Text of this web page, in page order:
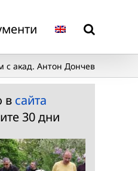
с акад. Aнтон Дончев
в сайта
30 дни